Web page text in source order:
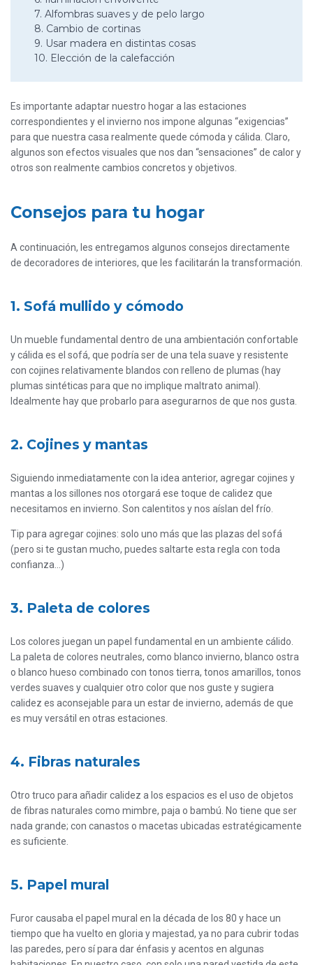
7. Alfombras suaves y de pelo largo
8. Cambio de cortinas
9. Usar madera en distintas cosas
10. Elección de la calefacción
Es importante adaptar nuestro hogar a las estaciones
correspondientes y el invierno nos impone algunas “exigencias”
para que nuestra casa realmente quede cómoda y cálida. Claro,
algunos son efectos visuales que nos dan “sensaciones” de calor y
otros son realmente cambios concretos y objetivos.
Consejos para tu hogar
A continuación, les entregamos algunos consejos directamente
de decoradores de interiores, que les facilitarán la transformación.
1. Sofá mullido y cómodo
Un mueble fundamental dentro de una ambientación confortable
y cálida es el sofá, que podría ser de una tela suave y resistente
con cojines relativamente blandos con relleno de plumas (hay
plumas sintéticas para que no implique maltrato animal).
Idealmente hay que probarlo para asegurarnos de que nos gusta.
2. Cojines y mantas
Siguiendo inmediatamente con la idea anterior, agregar cojines y
mantas a los sillones nos otorgará ese toque de calidez que
necesitamos en invierno. Son calentitos y nos aíslan del frío.
Tip para agregar cojines: solo uno más que las plazas del sofá
(pero si te gustan mucho, puedes saltarte esta regla con toda
confianza…)
3. Paleta de colores
Los colores juegan un papel fundamental en un ambiente cálido.
La paleta de colores neutrales, como blanco invierno, blanco ostra
o blanco hueso combinado con tonos tierra, tonos amarillos, tonos
verdes suaves y cualquier otro color que nos guste y sugiera
calidez es aconsejable para un estar de invierno, además de que
es muy versátil en otras estaciones.
4. Fibras naturales
Otro truco para añadir calidez a los espacios es el uso de objetos
de fibras naturales como mimbre, paja o bambú. No tiene que ser
nada grande; con canastos o macetas ubicadas estratégicamente
es suficiente.
5. Papel mural
Furor causaba el papel mural en la década de los 80 y hace un
tiempo que ha vuelto en gloria y majestad, ya no para cubrir todas
las paredes, pero sí para dar énfasis y acentos en algunas